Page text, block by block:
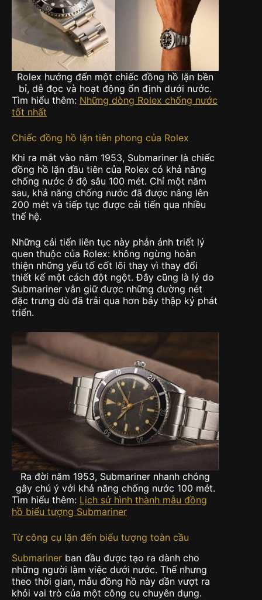
Rolex hướng đến một chiếc đồng hồ lặn bền
bỉ, dễ đọc và hoạt động ổn định dưới nước.
Tìm hiểu thêm: Những dòng Rolex chống nước
tốt nhất
Chiếc đồng hồ lặn tiên phong của Rolex
Khi ra mắt vào năm 1953, Submariner là chiếc
đồng hồ lặn đầu tiên của Rolex có khả năng
chống nước ở độ sâu 100 mét. Chỉ một năm
sau, khả năng chống nước đã được nâng lên
200 mét và tiếp tục được cải tiến qua nhiều
thế hệ.
Những cải tiến liên tục này phản ánh triết lý
quen thuộc của Rolex: không ngừng hoàn
thiện những yếu tố cốt lõi thay vì thay đổi
thiết kế một cách đột ngột. Đây cũng là lý do
Submariner vẫn giữ được những đường nét
đặc trưng dù đã trải qua hơn bảy thập kỷ phát
triển.
Ra đời năm 1953, Submariner nhanh chóng
gây chú ý với khả năng chống nước 100 mét.
Tìm hiểu thêm: Lịch sử hình thành mẫu đồng
hồ biểu tượng Submariner
Từ công cụ lặn đến biểu tượng toàn cầu
Submariner ban đầu được tạo ra dành cho
những người làm việc dưới nước. Thế nhưng
theo thời gian, mẫu đồng hồ này dần vượt ra
khỏi vai trò của một công cụ chuyên dụng.